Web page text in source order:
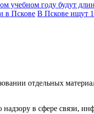
учебном году будут
в Пскове В Пскове ищут
отдельных
в сфере связи,